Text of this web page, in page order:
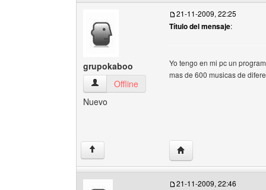
grupokaboo
grupokaboo Ver perfil del usuario
Offline
Nuevo
21-11-2009, 22:25
Título del mensaje:
Yo tengo en mi pc un
mas de 600 musicas de
↑ Visitar sitio web del
21-11-2009, 22:46